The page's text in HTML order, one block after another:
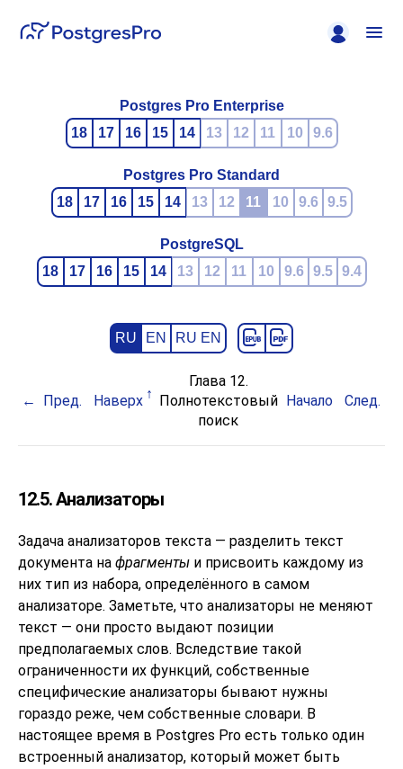
Postgres Pro Enterprise
18
17 16 15 14 13 12 11 10 9.6
Postgres Pro Standard
18
17 16 15 14 13 12 11 10 9.6 9.5
PostgreSQL
18
17 16 15 14 13 12 11 10 9.6 9.5 9.4
RU EN RU EN
Пред. Наверх
Глава 12.
Полнотекстовый
поиск
Начало След.
12.5. Анализаторы
Задача анализаторов текста — разделить текст
документа на фрагменты и присвоить каждому из
них тип из набора, определённого в самом
анализаторе. Заметьте, что анализаторы не меняют
текст — они просто выдают позиции
предполагаемых слов. Вследствие такой
ограниченности их функций, собственные
специфические анализаторы бывают нужны
гораздо реже, чем собственные словари. В
настоящее время в Postgres Pro есть только один
встроенный анализатор, который может быть